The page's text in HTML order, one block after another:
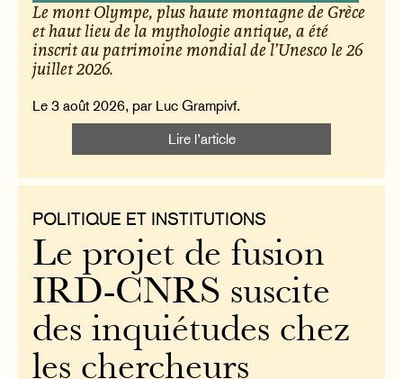
Le mont Olympe, plus haute montagne de Grèce
et haut lieu de la mythologie antique, a été
inscrit au patrimoine mondial de l’Unesco le 26
juillet 2026.
Le 3 août 2026, par Luc Grampivf.
Lire l’article
POLITIQUE ET INSTITUTIONS
Le projet de fusion
IRD-CNRS suscite
des inquiétudes chez
les chercheurs